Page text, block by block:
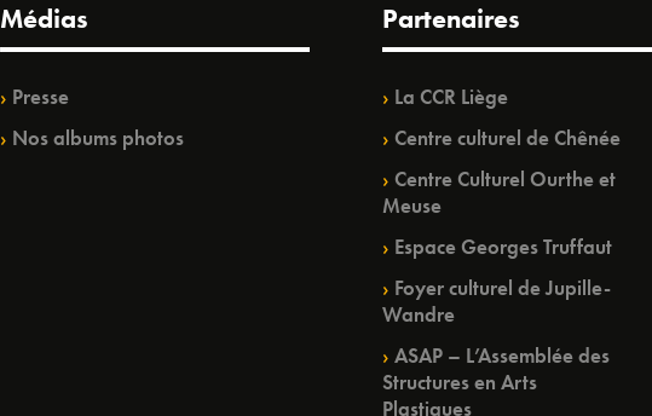
Médias
Presse
Nos albums photos
Partenaires
La CCR Liège
Centre culturel de Chênée
Centre Culturel Ourthe et
Meuse
Espace Georges Truffaut
Foyer culturel de Jupille-
Wandre
ASAP – L’Assemblée des
Structures en Arts
Plastiques